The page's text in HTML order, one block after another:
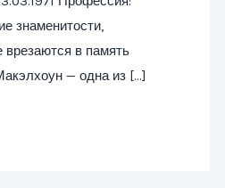
знаменитости,
врезаются в память
— одна из […]